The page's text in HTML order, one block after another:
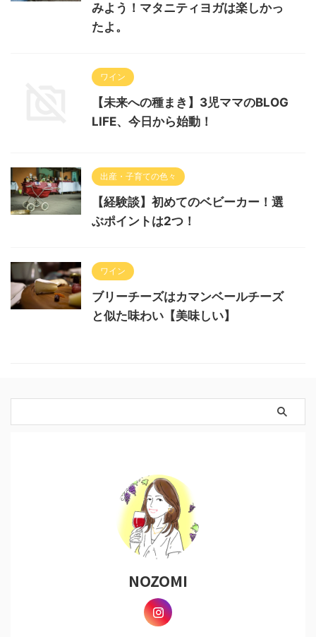
みよう！マタニティヨガは楽しかっ
たよ。
ワイン
【未来への種まき】3児ママのBLOG
LIFE、今日から始動！
出産・子育ての色々
【経験談】初めてのベビーカー！選
ぶポイントは2つ！
ワイン
ブリーチーズはカマンベールチーズ
と似た味わい【美味しい】
NOZOMI